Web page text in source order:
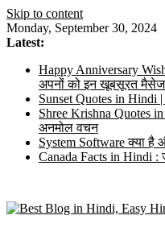
Skip to content
Monday, September 30, 2024
Latest:
Happy Anniversary
अपनों को इन खूबसूरत मैसेज
Sunset Quotes in Hindi |
Shree Krishna Quotes in
अनमोल वचन
System Software क्या है
Canada Facts in Hindi :